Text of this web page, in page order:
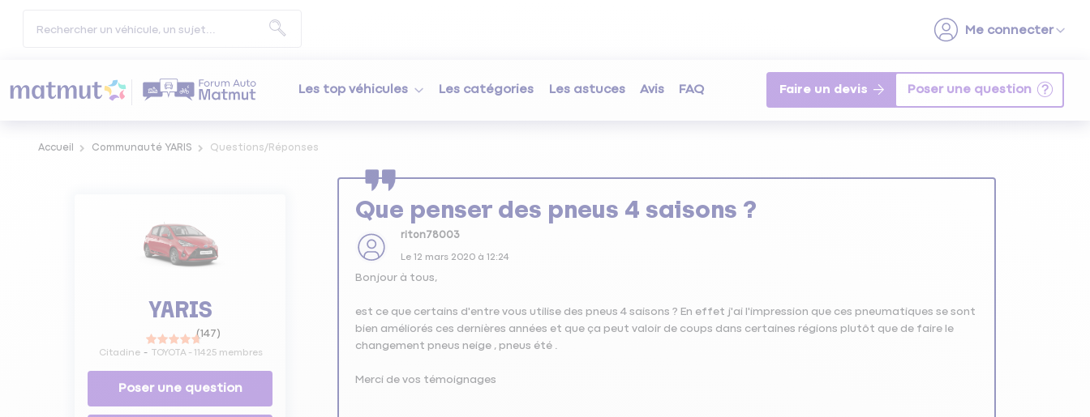
Les top véhicules Les catégories Les astuces Avis FAQ Faire un devis
Accueil Communauté YARIS Questions/Réponses
YARIS
(147)
Citadine TOYOTA - 11425 membres
Poser une question
Que penser des pneus 4 saisons ?
riton78003
Le 12 mars 2020à 12:24
Bonjour à tous,
est ce que certains d'entre vous utilise des pneus 4 saisons ? En effet j'ai l'impression que ces pneumatiques se sont
bien améliorés ces dernières années et que ça peut valoir de coups dans certaines régions plutôt que de faire le
changement pneus neige , pneus été .
Merci de vos témoignages